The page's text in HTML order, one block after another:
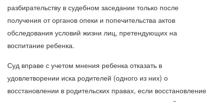
разбирательству в судебном заседании только после
получения от органов опеки и попечительства актов
обследования условий жизни лиц, претендующих на
воспитание ребенка.
Суд вправе с учетом мнения ребенка отказать в
удовлетворении иска родителей (одного из них) о
восстановлении в родительских правах, если восстановление